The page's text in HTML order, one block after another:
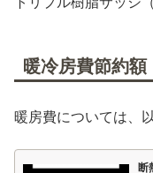
暖冷房費節約額
暖房費については、
断